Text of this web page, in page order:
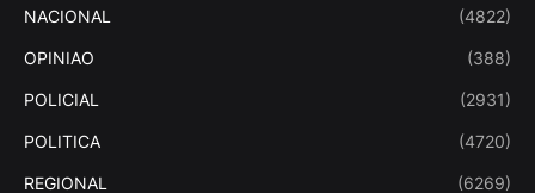
NACIONAL (4822)
OPINIAO (388)
POLICIAL (2931)
POLITICA (4720)
REGIONAL (6269)